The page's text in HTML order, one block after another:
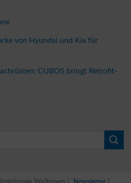
von Hyundai und Kia für
CUBOS bringt Retrofit-